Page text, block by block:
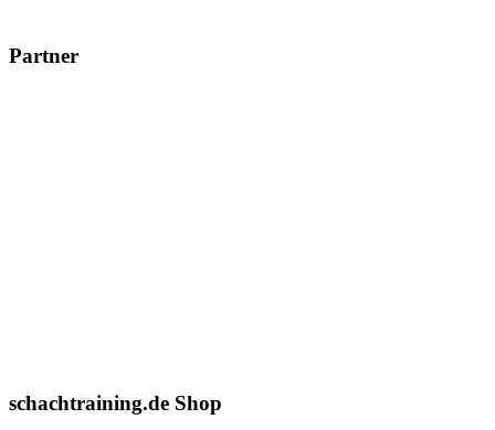
Partner
schachtraining.de Shop